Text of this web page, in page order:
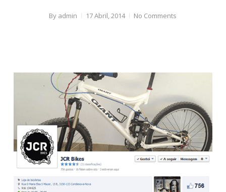
By admin 17 Abril, 2014 No Comments